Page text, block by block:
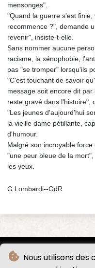
Nous utilisons des
mensonges".
"Quand la guerre s'est
recommence ?", demande
revenir", insiste-t-elle.
Sans nommer aucune
racisme, la xénophobie,
pas "se tromper" lorsqu'ils
"C'est touchant de savoir
message soit encore dit
reste gravé dans l'histoire",
"Les jeunes d'aujourd'hui
la vieille dame pétillante,
d'humour.
Malgré son incroyable
"une peur bleue de la
les yeux.
G.Lombardi--GdR